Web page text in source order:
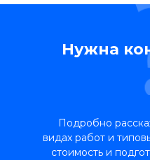
Нужна
Подробно
видах работ и
стоимость и